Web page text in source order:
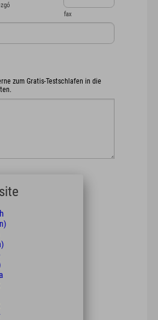
fax
zum Gratis-Testschlafen in die